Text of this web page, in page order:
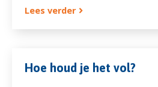
Lees verder
Hoe houd je het vol?